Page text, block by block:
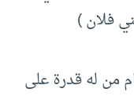
فلان )
من له قدرة على